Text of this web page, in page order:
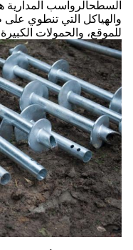
السطحالرواسب المدارية
والهياكل التي تنطوي على
للموقع، والحمولات